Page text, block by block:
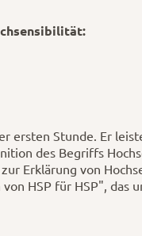
ersten Stunde. Er
des Begriffs
Erklärung von
HSP für HSP", das